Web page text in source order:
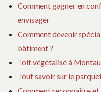
Comment gagner en
envisager
Comment devenir
bâtiment ?
Toit végétalisé à
Tout savoir sur le